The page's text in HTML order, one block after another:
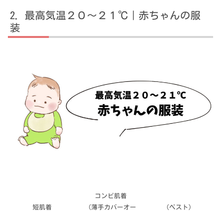
最高気温２０～２１℃｜赤ちゃんの服
装
短肌着
コンビ肌着
（薄手カバーオー
（ベスト）